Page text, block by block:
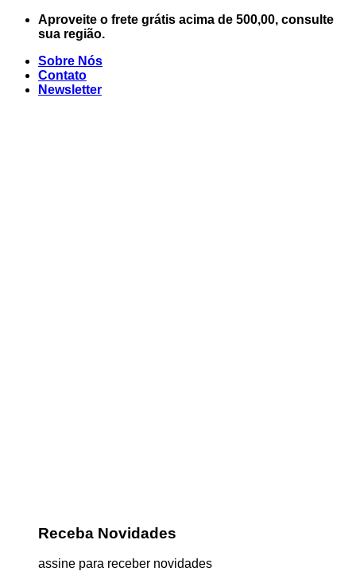
Skip
Aproveite o frete grátis acima de 500,00, consulte
sua região.
Sobre Nós
Contato
Newsletter
Receba Novidades
assine para receber novidades